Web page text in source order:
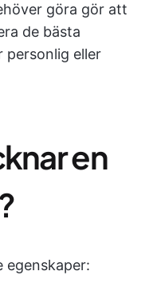
göra gör att
de bästa
personlig eller
en
egenskaper: